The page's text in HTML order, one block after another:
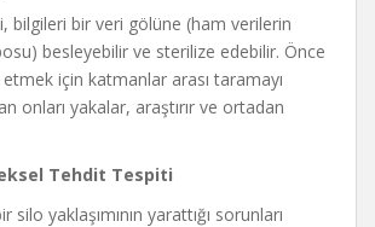
bilgileri bir veri gölüne (ham verilerin
besleyebilir ve sterilize edebilir. Önce
için katmanlar arası taramayı
onları yakalar, araştırır ve ortadan
Tehdit Tespiti
silo yaklaşımının yarattığı sorunları